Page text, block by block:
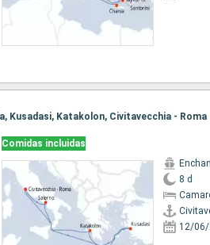
Kusadasi, Katakolon, Civitavecchia - Roma
Comidas incluidas
8 d
12/